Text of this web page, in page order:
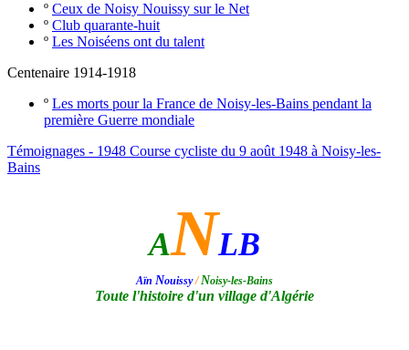
º Ceux de Noisy Nouissy sur le Net
º Club quarante-huit
º Les Noiséens ont du talent
Centenaire 1914-1918
º Les morts pour la France de Noisy-les-Bains pendant la
première Guerre mondiale
Témoignages - 1948 Course cycliste du 9 août 1948 à Noisy-les-
Bains
ANLB
Aïn Nouissy/Noisy-les-Bains
Toute l'histoire d'un village d'Algérie